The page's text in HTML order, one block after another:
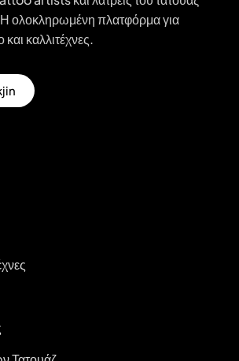
ολοκληρωμένη πλατφόρμα για
καλλιτέχνες.